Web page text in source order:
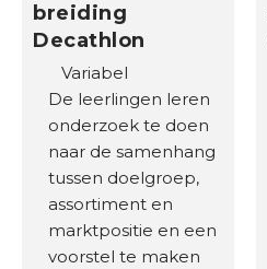
breiding
Decathlon
Variabel
De leerlingen leren
onderzoek te doen
naar de samenhang
tussen doelgroep,
assortiment en
marktpositie en een
voorstel te maken